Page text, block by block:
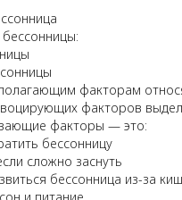
факторам
факторов
факторы — это:
бессонницу
сложно заснуть
бессонница из-за